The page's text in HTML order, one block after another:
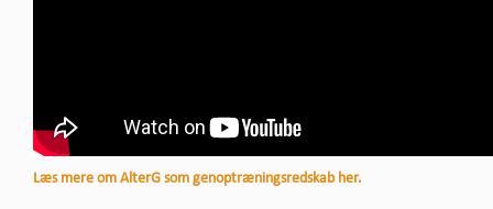
Læs mere om AlterG som genoptræningsredskab her.